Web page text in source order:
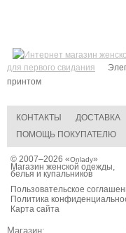
для первого свидания
принтом
КОНТАКТЫ ДОСТАВКА
ПОМОЩЬ ПОКУПАТЕЛЮ
© 2007–2026 «Onlady»
Магазин женской одежды,
белья и купальников
Пользовательское
Политика
Карта сайта
Магазин: